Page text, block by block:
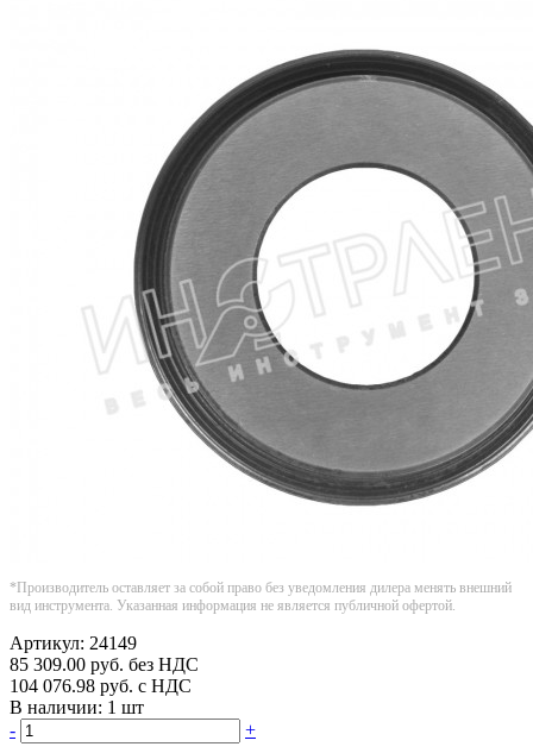
*Производитель оставляет за собой право без уведомления дилера менять внешний
вид инструмента. Указанная информация не является публичной офертой.
Артикул: 24149
85 309.00 руб. без НДС
104 076.98 руб. с НДС
В наличии: 1 шт
-
+